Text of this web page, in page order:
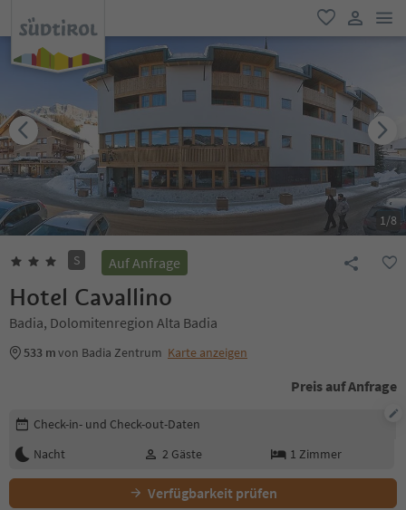
favorit
user link
1/8
S Auf Anfrage
Hotel Cavallino
Badia, Dolomitenregion Alta Badia
533 mvon Badia Zentrum Karte anzeigen
Preis auf Anfrage
Buchungsdetails bearbeiten
Check-in- und Check-out-Daten
Nacht
2 Gäste 1 Zimmer
Verfügbarkeit prüfen